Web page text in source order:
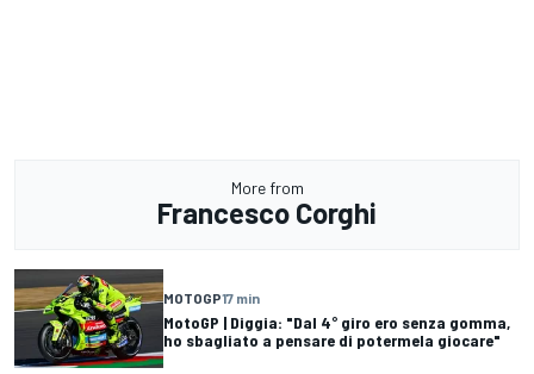
More from
Francesco Corghi
MOTOGP17 min
MotoGP | Diggia: "Dal 4° giro ero senza gomma,
ho sbagliato a pensare di potermela giocare"